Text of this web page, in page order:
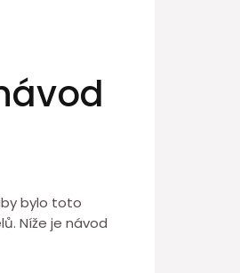
bylo toto
Níže je návod